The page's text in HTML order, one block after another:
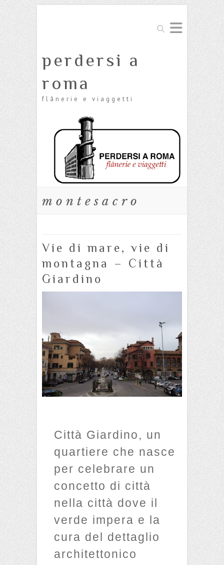
Cerca
perdersi a
roma
flânerie e viaggetti
montesacro
Vie di mare, vie di
montagna – Città
Giardino
Città Giardino, un
quartiere che nasce
per celebrare un
concetto di città
nella città dove il
verde impera e la
cura del dettaglio
architettonico